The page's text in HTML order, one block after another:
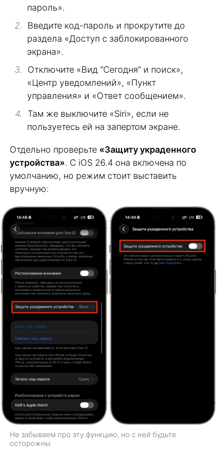
пароль».
Введите код-пароль и прокрутите до
раздела «Доступ с заблокированного
экрана».
Отключите «Вид “Сегодня” и поиск»,
«Центр уведомлений», «Пункт
управления» и «Ответ сообщением».
Там же выключите «Siri», если не
пользуетесь ей на запертом экране.
Отдельно проверьте «Защиту украденного
устройства». С iOS 26.4 она включена по
умолчанию, но режим стоит выставить
вручную:
Не забываем про эту функцию, но с ней будьте
осторожны